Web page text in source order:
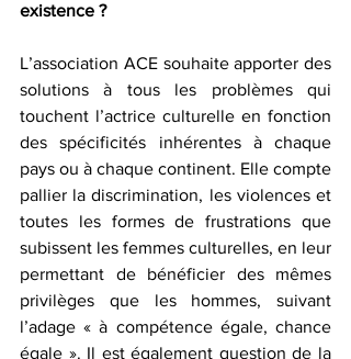
existence ?
L’association ACE souhaite apporter des
solutions à tous les problèmes qui
touchent l’actrice culturelle en fonction
des spécificités inhérentes à chaque
pays ou à chaque continent. Elle compte
pallier la discrimination, les violences et
toutes les formes de frustrations que
subissent les femmes culturelles, en leur
permettant de bénéficier des mêmes
privilèges que les hommes, suivant
l’adage « à compétence égale, chance
égale ». Il est également question de la